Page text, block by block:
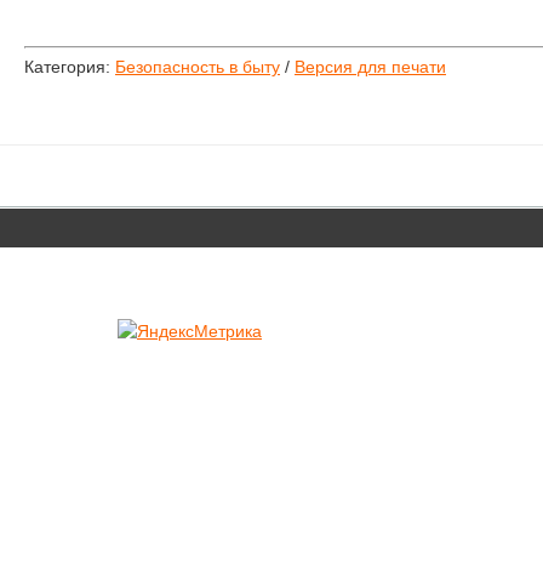
Категория: Безопасность в быту / Версия для печати